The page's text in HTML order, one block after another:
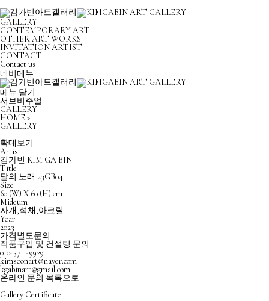
GALLERY
CONTEMPORARY ART
OTHER ART WORKS
INVITATION ARTIST
CONTACT
Contact us
네비메뉴
메뉴 닫기
서브비주얼
GALLERY
HOME >
GALLERY
확대보기
Artist
김가빈 KIM GA BIN
Title
달의 노래 23GB04
Size
60 (W) X 60 (H) cm
Mideum
자개,석채,아크릴
Year
2023
가격별도문의
작품구입 및 컨설팅 문의
010-3711-9929
kimseonart@naver.com
kgabinart@gmail.com
온라인 문의 목록으로
Gallery Certificate